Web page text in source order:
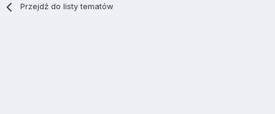
Przejdź do listy tematów